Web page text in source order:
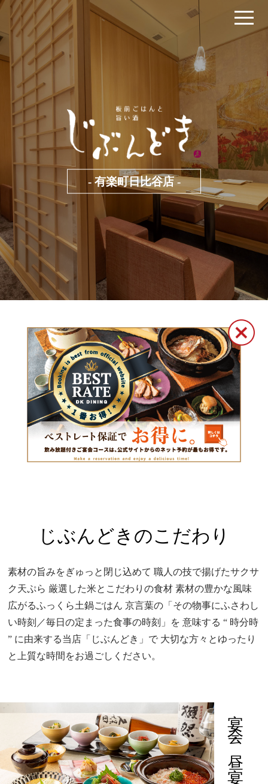
- 有楽町日比谷店 -
じぶんどきのこだわり
素材の旨みをぎゅっと閉じ込めて 職人の技で揚げたサクサ
ク天ぷら 厳選した米とこだわりの食材 素材の豊かな風味
広がるふっくら土鍋ごはん 京言葉の「その物事にふさわし
い時刻／毎日の定まった食事の時刻」を 意味する “ 時分時
” に由来する当店「じぶんどき」で 大切な方々とゆったり
と上質な時間をお過ごしください。
宴会・昼宴会